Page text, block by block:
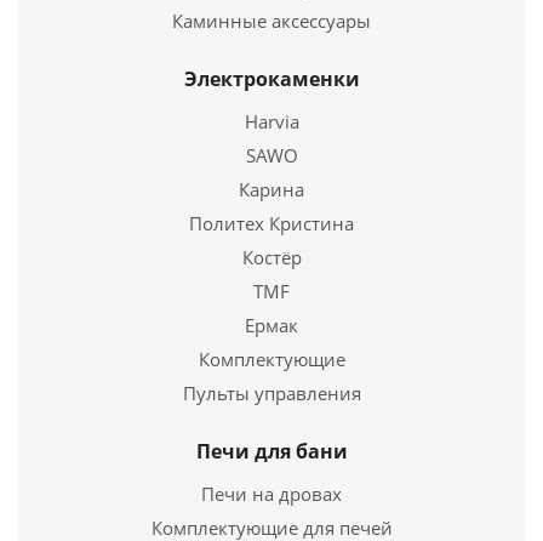
Подробнее
Купить в 1 клик
Чугунная печь ВЕЗУВИЙ Сенсация 16 Антрацит
(271)
Каминные аксессуары
Электрокаменки
Harvia
SAWO
Карина
Политех Кристина
Костёр
TMF
Ермак
Комплектующие
Пульты управления
Печи для бани
Печи на дровах
Комплектующие для печей